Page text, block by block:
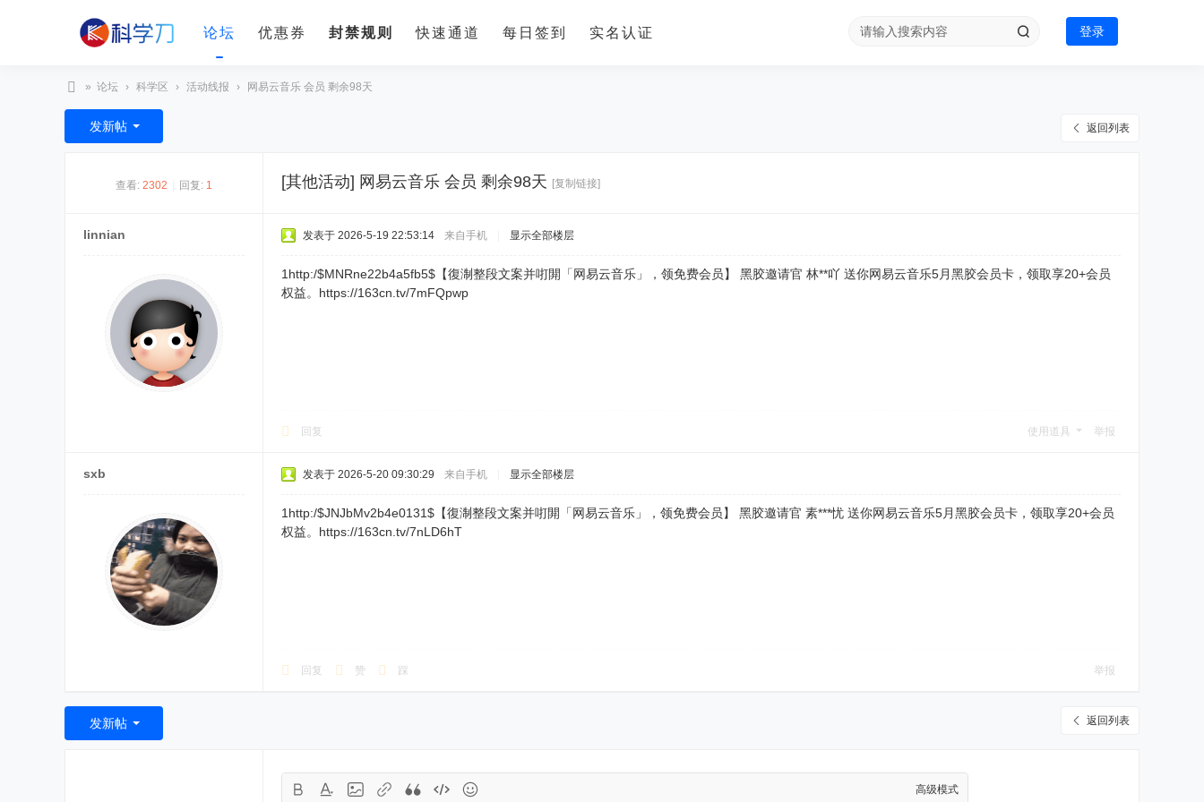
论坛 优惠券 封禁规则 快速通道 每日签到 实名认证 登录
科
学
» 论坛 › 科学区 › 活动线报 › 网易云音乐 会员 剩余98天
返回列表
发新帖
查看: 2302 回复: 1 [其他活动] 网易云音乐 会员 剩余98天 [复制链接]
linnian 发表于 2026-5-19 22:53:14 来自手机 显示全部楼层
1http:/$MNRne22b4a5fb5$【復淛整段文案并咑閞「网易云音乐」，领免费会员】 黑胶邀请官 林**吖 送你网易云音乐5月黑胶会员卡，领取享20+会员
权益。https://163cn.tv/7mFQpwp
回复 使用道具 举报
sxb 发表于 2026-5-20 09:30:29 来自手机 显示全部楼层
1http:/$JNJbMv2b4e0131$【復淛整段文案并咑閞「网易云音乐」，领免费会员】 黑胶邀请官 素***忧 送你网易云音乐5月黑胶会员卡，领取享20+会员
权益。https://163cn.tv/7nLD6hT
回复 赞 踩 举报
返回列表
发新帖
高级模式